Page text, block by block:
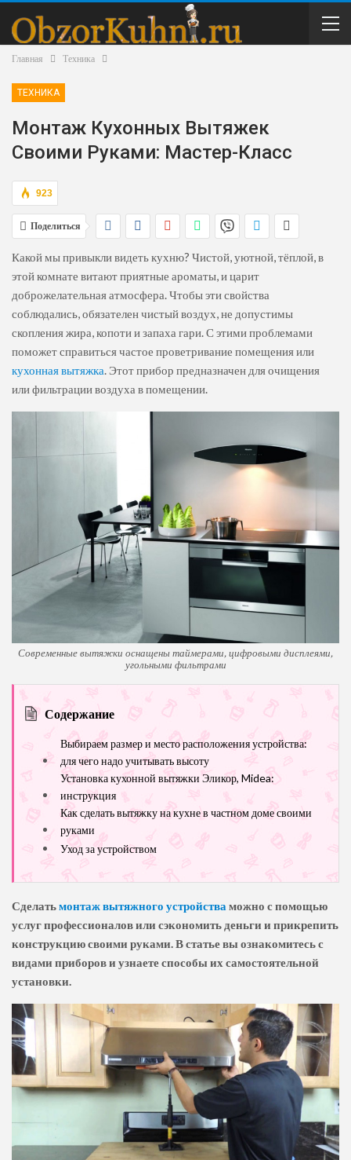
Главная Техника
ТЕХНИКА
Монтаж Кухонных Вытяжек
Своими Руками: Мастер-Класс
923
Поделиться
Какой мы привыкли видеть кухню? Чистой, уютной, тёплой, в
этой комнате витают приятные ароматы, и царит
доброжелательная атмосфера. Чтобы эти свойства
соблюдались, обязателен чистый воздух, не допустимы
скопления жира, копоти и запаха гари. С этими проблемами
поможет справиться частое проветривание помещения или
кухонная вытяжка. Этот прибор предназначен для очищения
или фильтрации воздуха в помещении.
Современные вытяжки оснащены таймерами, цифровыми дисплеями,
угольными фильтрами
Содержание
Выбираем размер и место расположения устройства:
для чего надо учитывать высоту
Установка кухонной вытяжки Эликор, Midea:
инструкция
Как сделать вытяжку на кухне в частном доме своими
руками
Уход за устройством
Сделатьмонтаж вытяжного устройства можно с помощью
услуг профессионалов или сэкономить деньги и прикрепить
конструкцию своими руками. В статье вы ознакомитесь с
видами приборов и узнаете способы их самостоятельной
установки.